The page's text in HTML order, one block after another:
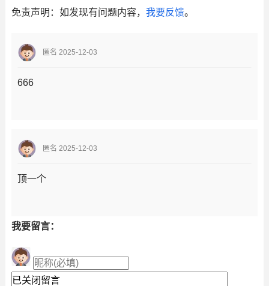
免责声明：如发现有问题内容， 我要反馈。
匿名 2025-12-03
666
匿名 2025-12-03
顶一个
我要留言：